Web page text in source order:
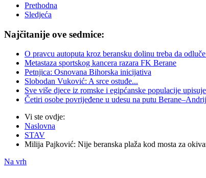
Prethodna
Sledjeća
Najčitanije ove sedmice:
O pravcu autoputa kroz beransku dolinu treba da
Metastaza sportskog kancera razara FK Berane
Petnjica: Osnovana Bihorska inicijativa
Slobodan Vuković: A srce ostuđe...
Sve više djece iz romske i egipćanske populacije
Četiri osobe povrijeđene u udesu na putu
Vi ste ovdje:
Naslovna
STAV
Milija Pajković: Nije beranska plaža kod mosta za
Na vrh